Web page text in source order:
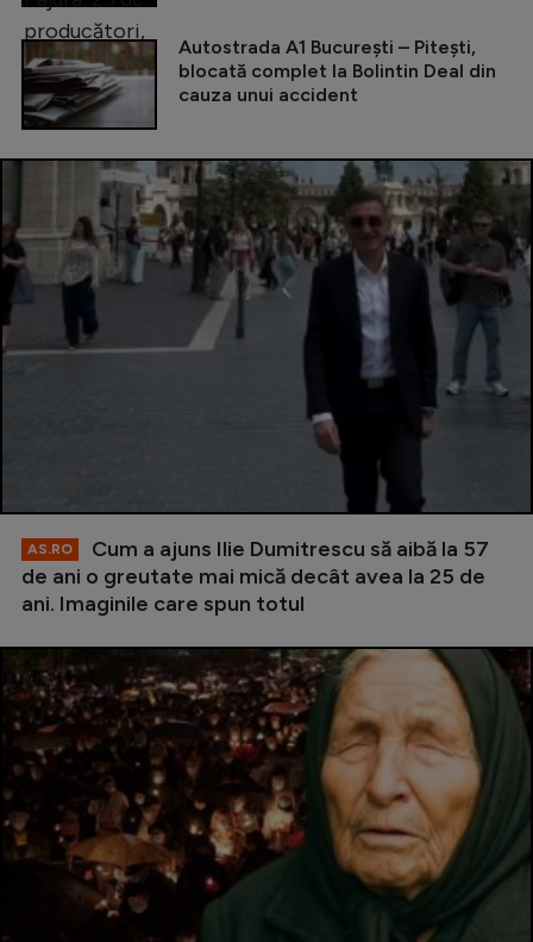
Autostrada A1 București – Pitești,
blocată complet la Bolintin Deal din
cauza unui accident
AS.RO
Cum a ajuns Ilie Dumitrescu să aibă la 57
de ani o greutate mai mică decât avea la 25 de
ani. Imaginile care spun totul